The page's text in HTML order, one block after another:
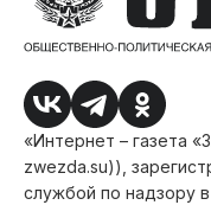
«Интернет – газета
zwezda.su)),
службой по надзору